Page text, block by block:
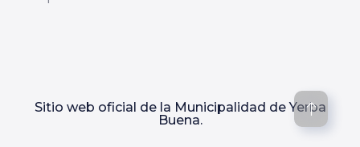
Sitio web oficial de la Municipalidad de Yerba
Buena.